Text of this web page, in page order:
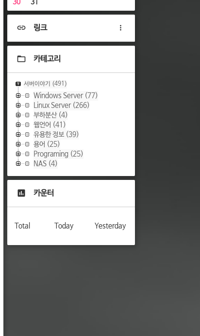
30 31
링크
카테고리
서버이야기 (491)
Windows Server(77)
Linux Server(266)
부하분산(4)
웹언어 (41)
유용한 정보(39)
용어 (25)
Programing (25)
NAS (4)
카운터
Total Today Yesterday